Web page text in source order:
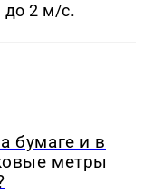
до 2 м/с.
бумаге и в
метры